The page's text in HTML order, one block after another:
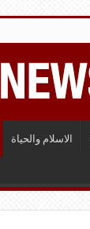
الاسلام والحياة